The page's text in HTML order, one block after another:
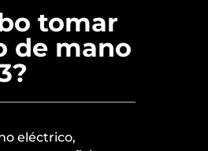
tomar
de mano
eléctrico,